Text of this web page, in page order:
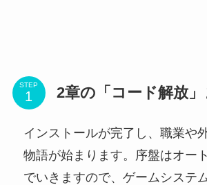
STEP 2章の「コード解放
インストールが完了し、職業や
物語が始まります。序盤はオー
でいきますので、ゲームシステ